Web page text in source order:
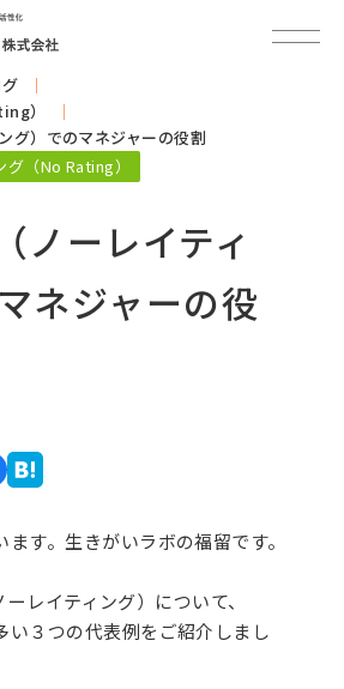
）
グ）でのマネジャーの役割
グ（No Rating）
ノーレイティ
ネジャーの役
す。生きがいラボの福留です。
レイティング）について、
い３つの代表例をご紹介しまし